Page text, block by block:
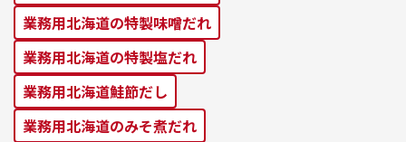
業務⽤北海道の特製味噌だれ
業務⽤北海道の特製塩だれ
業務⽤北海道鮭節だし
業務⽤北海道のみそ煮だれ